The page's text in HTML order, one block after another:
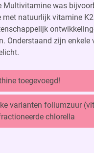
Multivitamine was
natuurlijk vitamine
Onderstaand zijn enkele
toegevoegd!
varianten foliumzuur
chlorella